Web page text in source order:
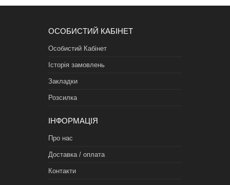
ОСОБИСТИЙ КАБІНЕТ
Особистий Кабінет
Історія замовлень
Закладки
Розсилка
ІНФОРМАЦІЯ
Про нас
Доставка / оплата
Контакти